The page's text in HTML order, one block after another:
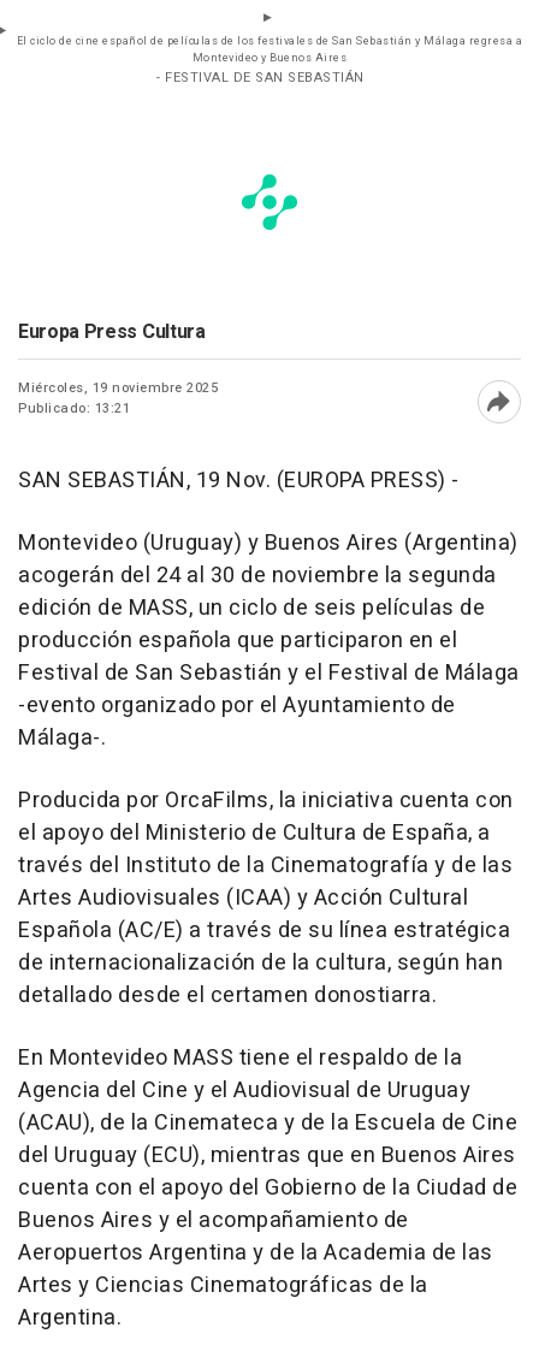
El ciclo de cine español de películas de los festivales de San Sebastián y Málaga regresa a
Montevideo y Buenos Aires
- FESTIVAL DE SAN SEBASTIÁN
Europa Press Cultura
Miércoles, 19 noviembre 2025
Publicado: 13:21
SAN SEBASTIÁN, 19 Nov. (EUROPA PRESS) -
Montevideo (Uruguay) y Buenos Aires (Argentina)
acogerán del 24 al 30 de noviembre la segunda
edición de MASS, un ciclo de seis películas de
producción española que participaron en el
Festival de San Sebastián y el Festival de Málaga
-evento organizado por el Ayuntamiento de
Málaga-.
Producida por OrcaFilms, la iniciativa cuenta con
el apoyo del Ministerio de Cultura de España, a
través del Instituto de la Cinematografía y de las
Artes Audiovisuales (ICAA) y Acción Cultural
Española (AC/E) a través de su línea estratégica
de internacionalización de la cultura, según han
detallado desde el certamen donostiarra.
En Montevideo MASS tiene el respaldo de la
Agencia del Cine y el Audiovisual de Uruguay
(ACAU), de la Cinemateca y de la Escuela de Cine
del Uruguay (ECU), mientras que en Buenos Aires
cuenta con el apoyo del Gobierno de la Ciudad de
Buenos Aires y el acompañamiento de
Aeropuertos Argentina y de la Academia de las
Artes y Ciencias Cinematográficas de la
Argentina.